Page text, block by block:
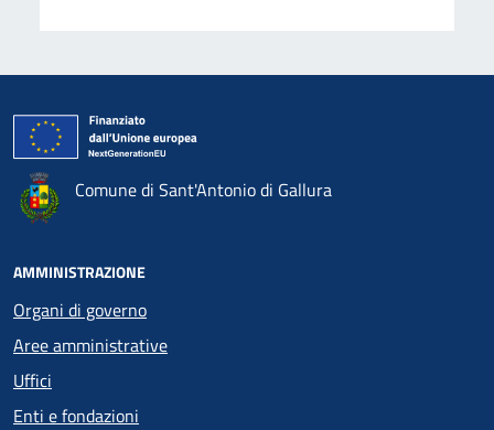
Comune di Sant'Antonio di Gallura
AMMINISTRAZIONE
Organi di governo
Aree amministrative
Uffici
Enti e fondazioni